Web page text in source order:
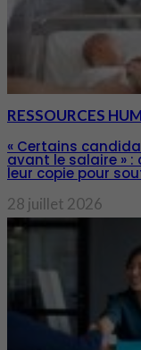
RESSOURCES
« Certains
avant le salaire »
leur copie pour
28 juillet 2026